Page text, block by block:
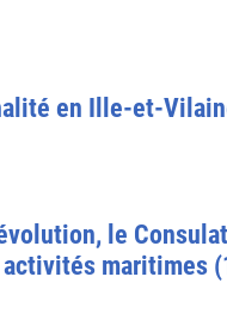
en Ille-et-
le
activités